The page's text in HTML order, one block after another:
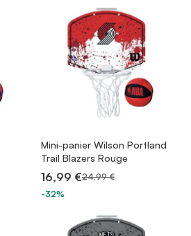
Mini-panier Wilson Portland
Trail Blazers Rouge
16,99 €24,99 €
-32%